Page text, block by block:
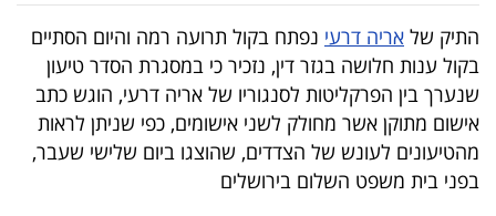
טלוויזיה
עסקי
ספורט
קריירה
התיק של אריה דרעי נפתח בקול תרועה רמה והיום הסתיים
בקול ענות חלושה בגזר דין, נזכיר כי במסגרת הסדר טיעון
שנערך בין הפרקליטות לסנגוריו של אריה דרעי, הוגש כתב
אישום מתוקן אשר מחולק לשני אישומים, כפי שניתן לראות
מהטיעונים לעונש של הצדדים, שהוצגו ביום שלישי שעבר,
בפני בית משפט השלום בירושלים